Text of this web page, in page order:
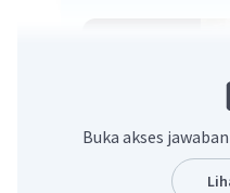
Buka akses